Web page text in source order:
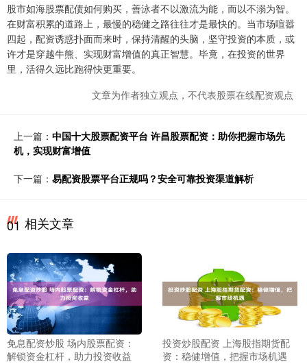
股市如海股票配债如何购买，善泳者不以激流为能，而以不溺为智。
在财富积累的道路上，最慢的稳健之路往往才是最快的。当市场喧嚣
四起，配资诱惑扑面而来时，保持清醒的头脑，坚守投资的本质，或
许才是穿越牛熊、实现财富增值的真正智慧。毕竟，在投资的世界
里，活得久远比跑得快更重要。
文章为作者独立观点，不代表股票在线配资观点
上一篇： 中国十大股票配资平台 许昌股票配资：助你把握市场先
机，实现财富增值
下一篇： 易配资股票平台正规吗？安全可靠投资渠道解析
01 相关文章
免息配资炒股 场内股票配资：
解锁资金杠杆，助力投资收益
投资炒股配资 上海股指期货配
资：稳健增值，把握市场机遇